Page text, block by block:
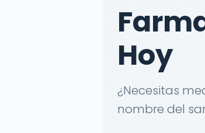
Hoy
¿Necesitas
nombre del